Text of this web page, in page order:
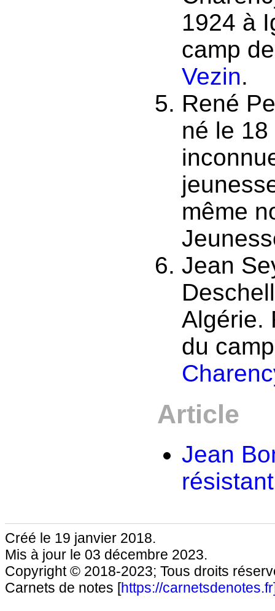
1924 à
camp
Vezin.
René
né le
même
Jean
Algérie.
du
Article
Jean
Créé le 19 janvier 2018.
Mis à jour le 03 décembre 2023.
Copyright © 2018-2023; Tous droits
Carnets de notes [https://